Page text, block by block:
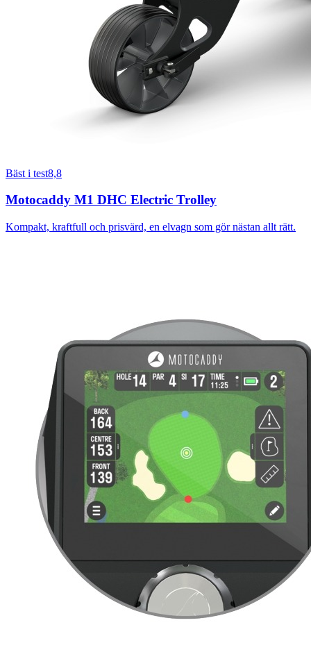
Bäst i test8,8
Motocaddy M1 DHC Electric Trolley
Kompakt, kraftfull och prisvärd, en elvagn som gör nästan allt rätt.